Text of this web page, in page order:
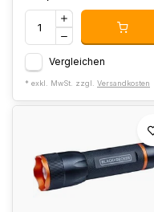
Vergleichen
* exkl. MwSt. zzgl. Versandkosten